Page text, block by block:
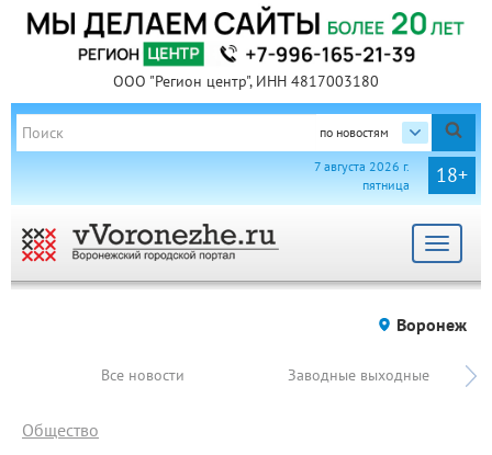
ООО "Регион центр", ИНН 4817003180
по новостям
18+
7 августа 2026 г.
пятница
Toggle
Воронеж
Все новости Заводные выходные
Общество